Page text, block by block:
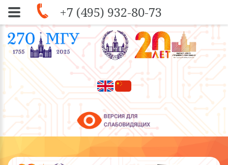
Skip to navigation
Перейти к основному содержанию
+7 (495) 932-80-73